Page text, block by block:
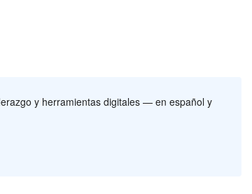
y herramientas digitales — en español y